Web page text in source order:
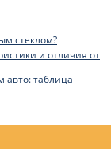
стеклом?
и отличия от
авто: таблица